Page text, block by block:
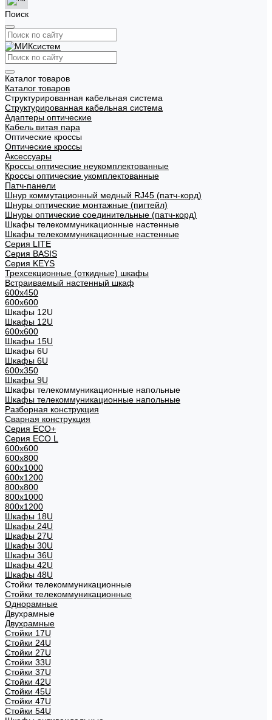
Поиск
Каталог товаров
Каталог товаров
Структурированная кабельная система
Структурированная кабельная система
Адаптеры оптические
Кабель витая пара
Оптические кроссы
Оптические кроссы
Аксессуары
Кроссы оптические неукомплектованные
Кроссы оптические укомплектованные
Патч-панели
Шнур коммутационный медный RJ45 (патч-корд)
Шнуры оптические монтажные (пигтейл)
Шнуры оптические соединительные (патч-корд)
Шкафы телекоммуникационные настенные
Шкафы телекоммуникационные настенные
Cерия LITE
Cерия BASIS
Cерия KEYS
Трехсекционные (откидные) шкафы
Встраиваемый настенный шкаф
600x450
600x600
Шкафы 12U
Шкафы 12U
600x600
Шкафы 15U
Шкафы 6U
Шкафы 6U
600x350
Шкафы 9U
Шкафы телекоммуникационные напольные
Шкафы телекоммуникационные напольные
Разборная конструкция
Сварная конструкция
Серия ECO+
Серия ECO L
600x600
600x800
600х1000
600х1200
800x800
800х1000
800х1200
Шкафы 18U
Шкафы 24U
Шкафы 27U
Шкафы 30U
Шкафы 36U
Шкафы 42U
Шкафы 48U
Стойки телекоммуникационные
Стойки телекоммуникационные
Однорамные
Двухрамные
Двухрамные
Стойки 17U
Стойки 24U
Стойки 27U
Стойки 33U
Стойки 37U
Стойки 42U
Стойки 45U
Стойки 47U
Стойки 54U